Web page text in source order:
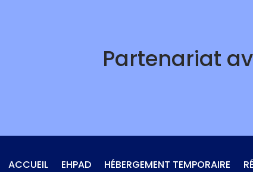
Partenariat
ACCUEIL EHPAD HÉBERGEMENT TEMPORAIRE